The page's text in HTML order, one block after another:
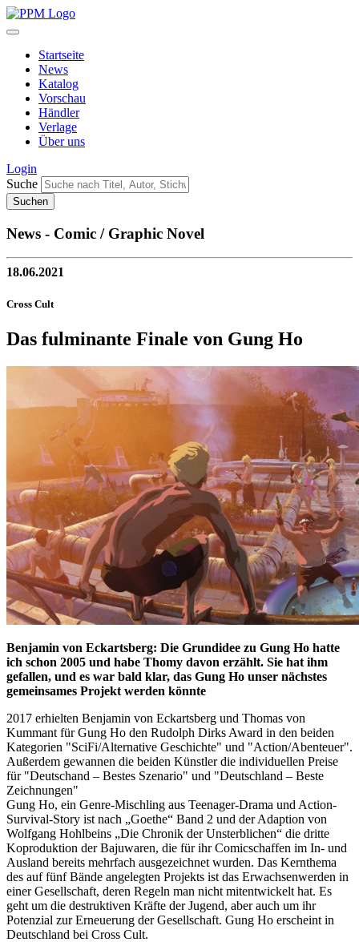
Startseite
News
Katalog
Vorschau
Händler
Verlage
Über uns
Login
Suche
News - Comic / Graphic Novel
18.06.2021
Cross Cult
Das fulminante Finale von Gung Ho
Benjamin von Eckartsberg: Die Grundidee zu Gung Ho hatte
ich schon 2005 und habe Thomy davon erzählt. Sie hat ihm
gefallen, und es war bald klar, das Gung Ho unser nächstes
gemeinsames Projekt werden könnte
2017 erhielten Benjamin von Eckartsberg und Thomas von
Kummant für Gung Ho den Rudolph Dirks Award in den beiden
Kategorien "SciFi/Alternative Geschichte" und "Action/Abenteuer".
Außerdem gewannen die beiden Künstler die individuellen Preise
für "Deutschand – Bestes Szenario" und "Deutschland – Beste
Zeichnungen"
Gung Ho, ein Genre-Mischling aus Teenager-Drama und Action-
Survival-Story ist nach „Goethe“ Band 2 und der Adaption von
Wolfgang Hohlbeins „Die Chronik der Unsterblichen“ die dritte
Koproduktion der Bajuwaren, die für ihr Comicschaffen im In- und
Ausland bereits mehrfach ausgezeichnet wurden. Das Kernthema
des auf fünf Bände angelegten Projekts ist das Erwachsenwerden in
einer Gesellschaft, deren Regeln man nicht mitentwickelt hat. Es
geht um die destruktiven Kräfte der Jugend, aber auch um ihr
Potenzial zur Erneuerung der Gesellschaft. Gung Ho erscheint in
Deutschland bei Cross Cult.